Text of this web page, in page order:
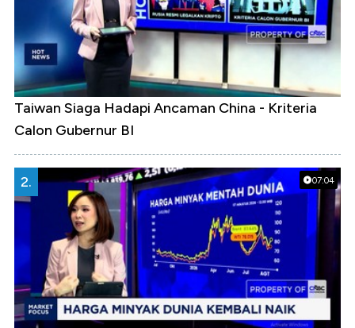
Taiwan Siaga Hadapi Ancaman China - Kriteria
Calon Gubernur BI
07:04
2.